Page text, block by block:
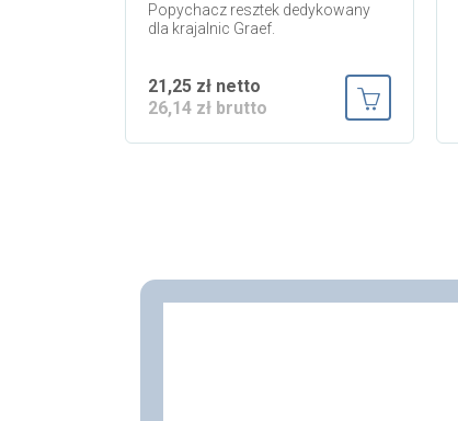
Popychacz resztek dedykowany
dla krajalnic Graef.
21,25 zł netto
26,14 zł brutto